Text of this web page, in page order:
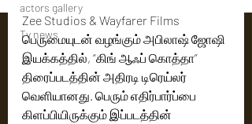
actors gallery
Tv news
Zee Studios & Wayfarer Films
பெருமையுடன் வழங்கும் அபிலாஷ் ஜோஷி
இயக்கத்தில், “கிங் ஆஃப் கொத்தா”
திரைப்படத்தின் அதிரடி டிரெய்லர்
வெளியானது. பெரும் எதிர்பார்ப்பை
கிளப்பியிருக்கும் இப்படத்தின்